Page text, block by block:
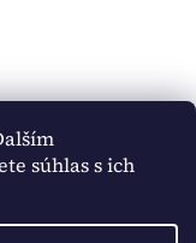
súhlas s ich